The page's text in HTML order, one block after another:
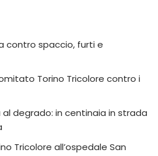
contro spaccio, furti e
Torino Tricolore contro i
degrado: in centinaia in strada
Tricolore all’ospedale San